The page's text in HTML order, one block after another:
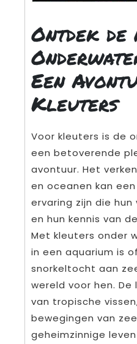
Ontdek de
Een
Kleuters
Voor kleuters is de
een betoverende
avontuur. Het
en oceanen kan
ervaring zijn die
en hun kennis van
Met kleuters onder
in een aquarium is
snorkeltocht aan
wereld voor hen. De
van tropische
bewegingen van
geheimzinnige